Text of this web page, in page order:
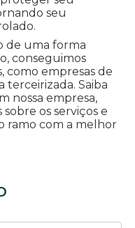
seu
de uma forma
conseguimos
como empresas de
terceirizada. Saiba
nossa empresa,
sobre os serviços e
ramo com a melhor